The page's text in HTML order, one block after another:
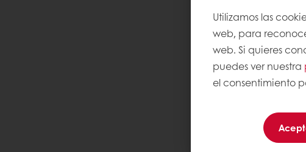
Utilizamos las
web, para
web. Si quieres
puedes ver nuestra
el consentimiento